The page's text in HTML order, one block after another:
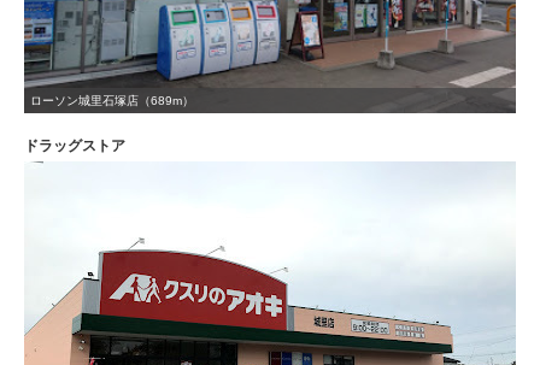
ローソン城里石塚店（689m）
ドラッグストア